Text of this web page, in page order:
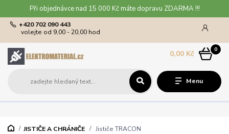
Při objednávce nad 15 000 Kč máte dopravu ZDARMA !!!
Menu
+420 702 090 443
volejte od 9,00 - 20,00 hod
0
0,00 Kč
JISTIČE A CHRÁNIČE Jističe TRACON